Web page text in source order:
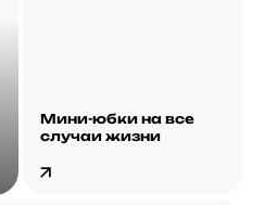
Мини-юбки на все
случаи жизни